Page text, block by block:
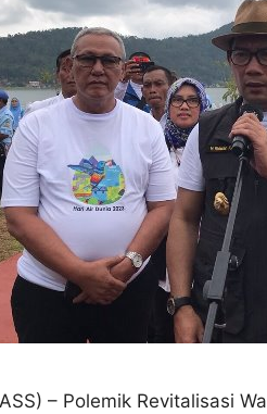
– Polemik Revitalisasi